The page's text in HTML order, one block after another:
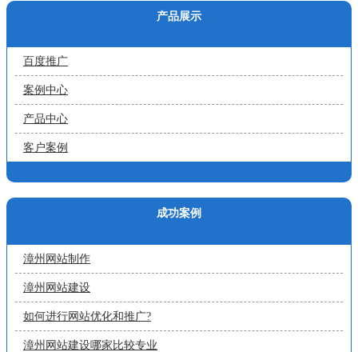
产品展示
百度推广
案例中心
产品中心
客户案例
成功案例
漳州网站制作
漳州网站建设
如何进行网站优化和推广?
漳州网站建设哪家比较专业